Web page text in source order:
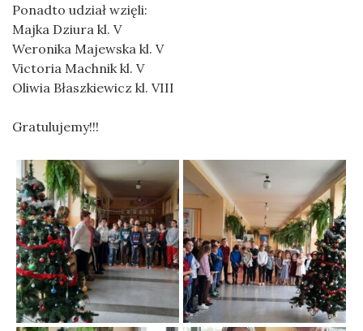
Ponadto udział wzięli:
Majka Dziura kl. V
Weronika Majewska kl. V
Victoria Machnik kl. V
Oliwia Błaszkiewicz kl. VIII
Gratulujemy!!!